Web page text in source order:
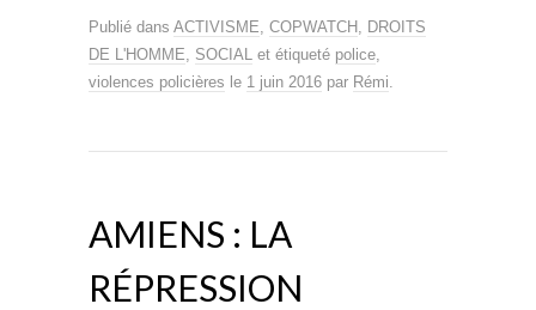
Publié dans ACTIVISME COPWATCH DROITS
DE L'HOMME
SOCIAL et étiqueté police
violences policières le 1 juin 2016 par Rémi
AMIENS : LA
RÉPRESSION